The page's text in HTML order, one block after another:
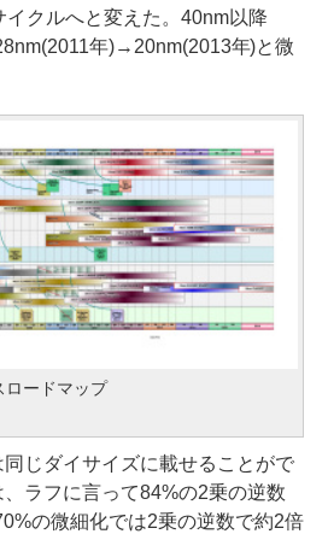
クルへと変えた。40nm以降
年)→20nm(2013年)と微
ロードマップ
じダイサイズに載せることがで
ラフに言って84%の2乗の逆数
の微細化では2乗の逆数で約2倍